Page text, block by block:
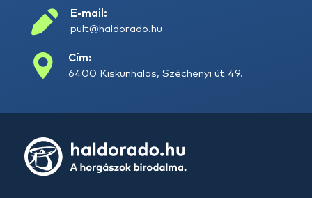
E-mail:
pult@haldorado.hu
Cím:
6400 Kiskunhalas, Széchenyi út 49.